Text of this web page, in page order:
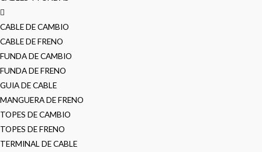
CABLE DE CAMBIO
CABLE DE FRENO
FUNDA DE CAMBIO
FUNDA DE FRENO
GUIA DE CABLE
MANGUERA DE FRENO
TOPES DE CAMBIO
TOPES DE FRENO
TERMINAL DE CABLE